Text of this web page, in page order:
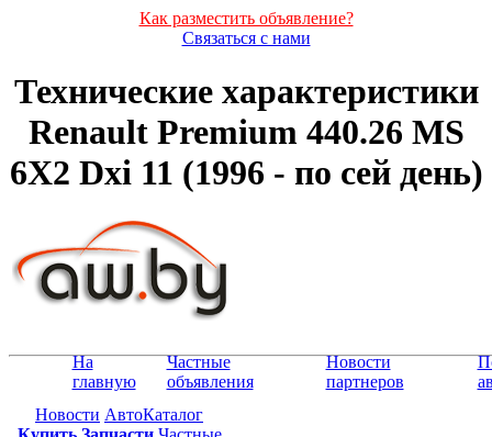
Как разместить объявление?
Связаться с нами
Технические характеристики
Renault Premium 440.26 MS
6X2 Dxi 11 (1996 - по сей день)
На
главную
Частные
объявления
Новости
партнеров
Новости АвтоКаталог